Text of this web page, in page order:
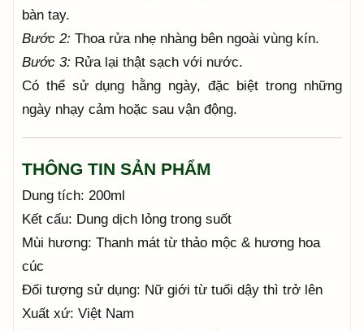
bàn tay.
Bước 2: Thoa rửa nhẹ nhàng bên ngoài vùng kín.
Bước 3: Rửa lại thật sạch với nước.
Có thể sử dụng hằng ngày, đặc biệt trong những
ngày nhạy cảm hoặc sau vận động.
THÔNG TIN SẢN PHẨM
Dung tích: 200ml
Kết cấu: Dung dịch lỏng trong suốt
Mùi hương: Thanh mát từ thảo mộc & hương hoa
cúc
Đối tượng sử dụng: Nữ giới từ tuổi dậy thì trở lên
Xuất xứ: Việt Nam